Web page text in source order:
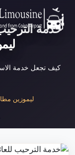
نحن
خدمة الترحيب
كيف تجعل خدمة
ليموزين مطار